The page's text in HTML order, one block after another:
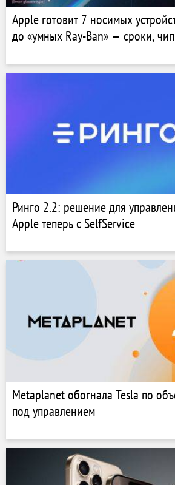
Apple готовит 7 носимых
до «умных Ray-Ban» — сроки,
Ринго 2.2: решение для
Apple теперь с SelfService
Metaplanet обогнала Tesla по
под управлением